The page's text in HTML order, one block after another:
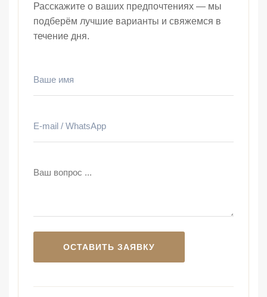
Расскажите о ваших предпочтениях — мы
подберём лучшие варианты и свяжемся в
течение дня.